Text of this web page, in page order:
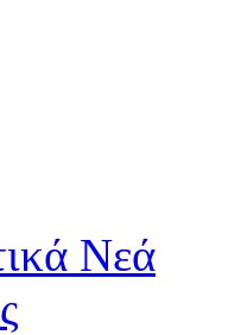
Νεά